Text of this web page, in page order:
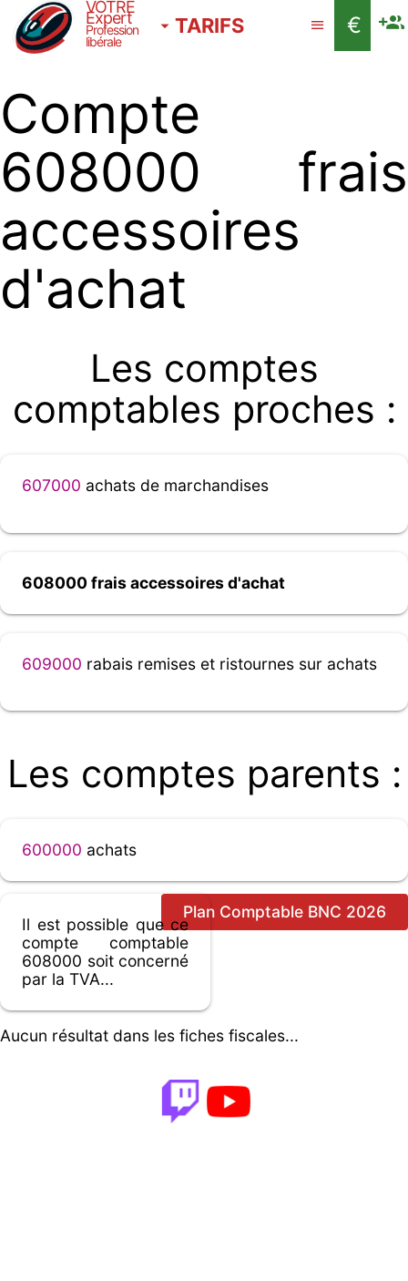
VOTRE
Expert
Profession
libérale
TARIFS €
Compte
608000 frais
accessoires
d'achat
Les comptes
comptables proches :
607000 achats de marchandises
608000 frais accessoires d'achat
609000 rabais remises et ristournes sur achats
Les comptes parents :
600000 achats
Plan Comptable BNC 2026
Il est possible que ce
compte comptable
608000 soit concerné
par la TVA...
Aucun résultat dans les fiches fiscales...